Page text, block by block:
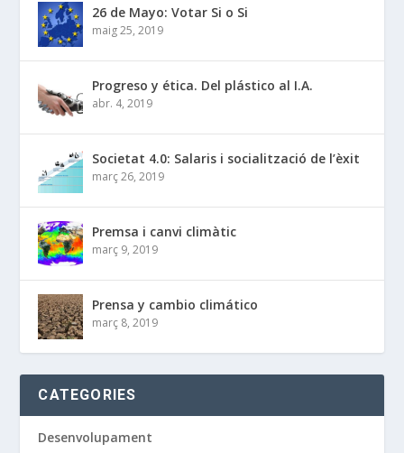
26 de Mayo: Votar Si o Si
maig 25, 2019
Progreso y ética. Del plástico al I.A.
abr. 4, 2019
Societat 4.0: Salaris i socialització de l’èxit
març 26, 2019
Premsa i canvi climàtic
març 9, 2019
Prensa y cambio climático
març 8, 2019
CATEGORIES
Desenvolupament